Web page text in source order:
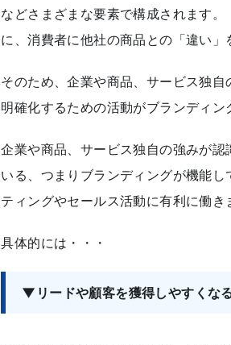
などさまざまな要素で構成されます
に、消費者に他社の商品との「違い」
そのため、企業や商品、サービス独
明確化するための活動がブランディン
企業や商品、サービス独自の強みが
いる、つまりブランディングが機能
ティングやセールス活動に有利に働き
具体的には・・・
▼リードや顧客を獲得しやすくな